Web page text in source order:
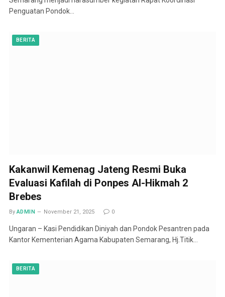
Penguatan Pondok…
BERITA
Kakanwil Kemenag Jateng Resmi Buka
Evaluasi Kafilah di Ponpes Al-Hikmah 2
Brebes
By ADMIN November 21, 2025 0
Ungaran – Kasi Pendidikan Diniyah dan Pondok Pesantren pada
Kantor Kementerian Agama Kabupaten Semarang, Hj.Titik…
BERITA